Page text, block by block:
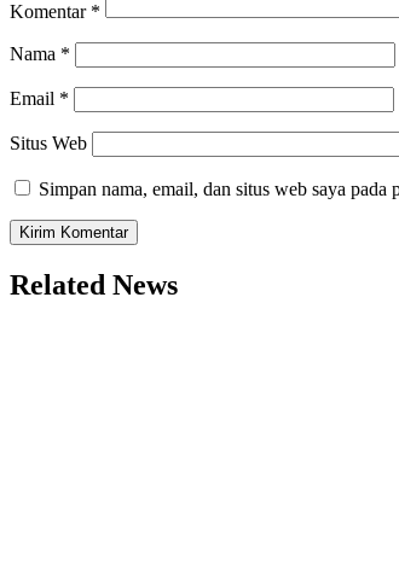
Komentar *
Nama *
Email *
Situs Web
Simpan nama, email, dan situs web saya
Related News